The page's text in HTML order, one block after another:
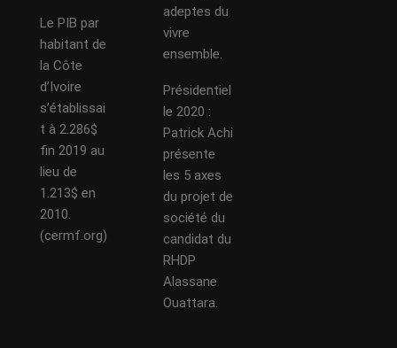
Le PIB par
habitant de
la Côte
d’Ivoire
s’établissai
t à 2.286$
fin 2019 au
lieu de
1.213$ en
2010.
(cermf.org)
adeptes du
vivre
ensemble.
Présidentiel
le 2020 :
Patrick Achi
présente
les 5 axes
du projet de
société du
candidat du
RHDP
Alassane
Ouattara.